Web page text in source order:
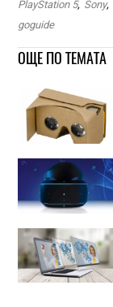
PlayStation 5, Sony,
goguide
ОЩЕ ПО ТЕМАТА